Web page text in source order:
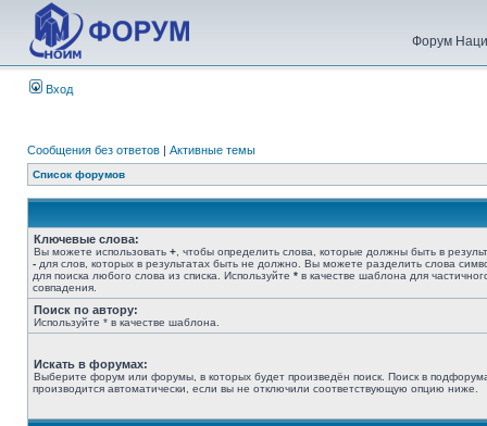
Форум
Вход
Сообщения без ответов | Активные темы
Список форумов
Ключевые слова:
Вы можете использовать + , чтобы определить слова, которые должны быть в
- для слов, которых в результатах быть не должно. Вы можете разделить слова
для поиска любого слова из списка. Используйте * в качестве шаблона для
совпадения.
Поиск по автору:
Используйте * в качестве шаблона.
Искать в форумах:
Выберите форум или форумы, в которых будет произведён поиск. Поиск в
производится автоматически, если вы не отключили соответствующую опцию ниже.